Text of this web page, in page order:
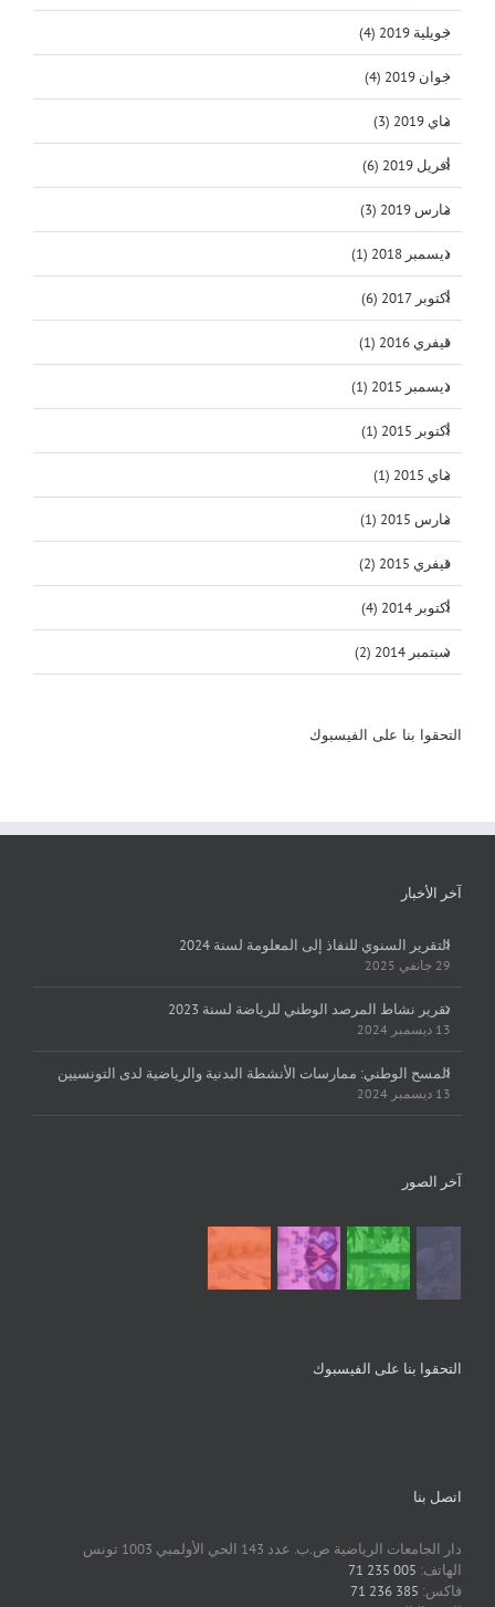
جويلية 2019 (4)
جوان 2019 (4)
ماي 2019 (3)
أفريل 2019 (6)
مارس 2019 (3)
ديسمبر 2018 (1)
أكتوبر 2017 (6)
فيفري 2016 (1)
ديسمبر 2015 (1)
أكتوبر 2015 (1)
ماي 2015 (1)
مارس 2015 (1)
فيفري 2015 (2)
أكتوبر 2014 (4)
سبتمبر 2014 (2)
التحقوا بنا على الفيسبوك
آخر الأخبار
التقرير السنوي للنفاذ إلى المعلومة لسنة 2024
29 جانفي 2025
تقرير نشاط المرصد الوطني للرياضة لسنة 2023
13 ديسمبر 2024
المسح الوطني: ممارسات الأنشطة البدنية والرياضية لدى التونسيين
13 ديسمبر 2024
آخر الصور
التحقوا بنا على الفيسبوك
اتصل بنا
دار الجامعات الرياضية ص.ب. عدد 143 الحي الأولمبي 1003 تونس
الهاتف: 005 235 71
فاكس: 385 236 71